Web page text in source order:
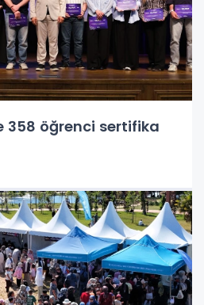
358 öğrenci sertifika